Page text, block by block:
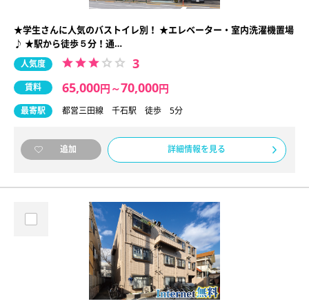
★学生さんに人気のバストイレ別！ ★エレベーター・室内洗濯機置場
♪ ★駅から徒歩５分！通…
人気度 3
賃料 65,000円 ～70,000円
最寄駅 都営三田線 千石駅 徒歩 5分
追加 詳細情報を見る